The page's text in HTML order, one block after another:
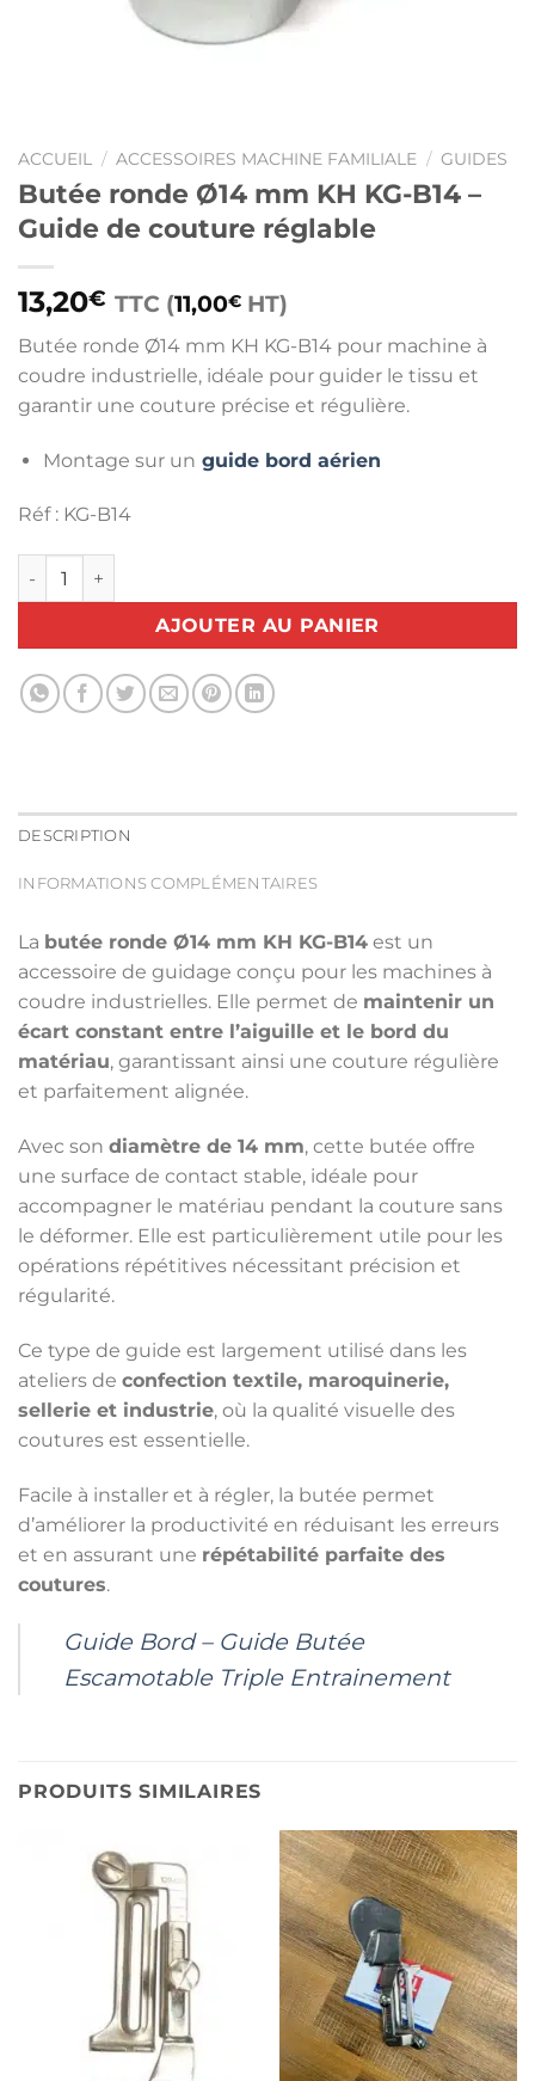
ACCUEIL / ACCESSOIRES MACHINE FAMILIALE / GUIDES
Butée ronde Ø14 mm KH KG-B14 –
Guide de couture réglable
13,20€ TTC (11,00€ HT)
Butée ronde Ø14 mm KH KG-B14 pour machine à
coudre industrielle, idéale pour guider le tissu et
garantir une couture précise et régulière.
Montage sur un guide bord aérien
Réf : KG-B14
quantité de Butée ronde Ø14 mm KH KG-B14 – Guide de
AJOUTER AU PANIER
DESCRIPTION
INFORMATIONS COMPLÉMENTAIRES
La butée ronde Ø14 mm KH KG-B14 est un
accessoire de guidage conçu pour les machines à
coudre industrielles. Elle permet de maintenir un
écart constant entre l’aiguille et le bord du
matériau, garantissant ainsi une couture régulière
et parfaitement alignée.
Avec son diamètre de 14 mm, cette butée offre
une surface de contact stable, idéale pour
accompagner le matériau pendant la couture sans
le déformer. Elle est particulièrement utile pour les
opérations répétitives nécessitant précision et
régularité.
Ce type de guide est largement utilisé dans les
ateliers de confection textile, maroquinerie,
sellerie et industrie, où la qualité visuelle des
coutures est essentielle.
Facile à installer et à régler, la butée permet
d’améliorer la productivité en réduisant les erreurs
et en assurant une répétabilité parfaite des
coutures.
Guide Bord – Guide Butée
Escamotable Triple Entrainement
PRODUITS SIMILAIRES